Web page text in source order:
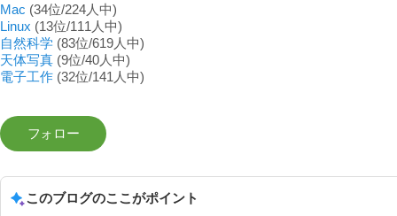
Mac (34位/224人中)
Linux (13位/111人中)
自然科学 (83位/619人中)
天体写真 (9位/40人中)
電子工作 (32位/141人中)
このブログのここがポイント